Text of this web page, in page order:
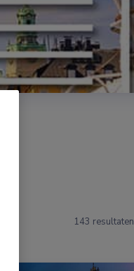
143 resultaten